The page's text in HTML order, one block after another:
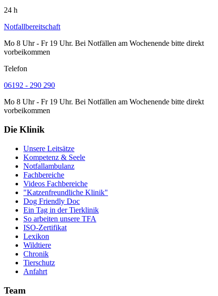
24 h
Notfallbereitschaft
Mo 8 Uhr - Fr 19 Uhr. Bei Notfällen am Wochenende bitte direkt
vorbeikommen
Telefon
06192 - 290 290
Mo 8 Uhr - Fr 19 Uhr. Bei Notfällen am Wochenende bitte direkt
vorbeikommen
Die Klinik
Unsere Leitsätze
Kompetenz & Seele
Notfallambulanz
Fachbereiche
Videos Fachbereiche
"Katzenfreundliche Klinik"
Dog Friendly Doc
Ein Tag in der Tierklinik
So arbeiten unsere TFA
ISO-Zertifikat
Lexikon
Wildtiere
Chronik
Tierschutz
Anfahrt
Team